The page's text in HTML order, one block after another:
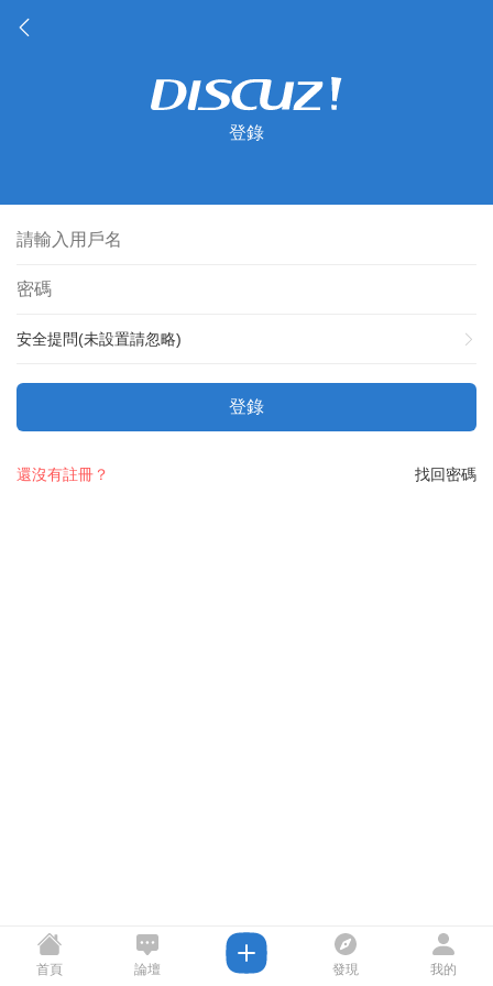
登錄
安全提問(未設置請忽略)
登錄
找回密碼
還沒有註冊？
首頁 論壇 發現 我的